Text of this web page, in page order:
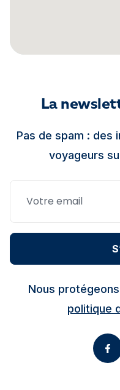
La
Pas de spam : des
voyageurs
Nous
politique